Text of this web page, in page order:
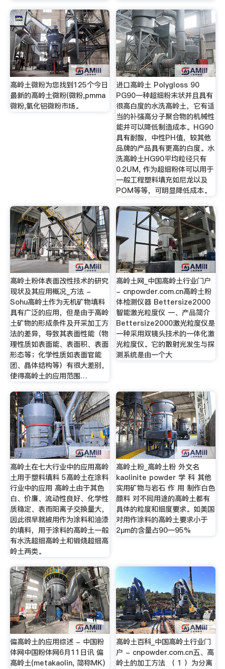
高岭土微粉为您找到125个今日
最新的高岭土微粉(微粉,pmma
微粉,氧化铝微粉市场。
进口高岭土 Polygloss 90
PG90一种超细粉末状并且具有
很高白度的水洗高岭土，它有适
当的补强高分子聚合物的机械性
能并可以降低制造成本。HG90
具有耐酸，中性PH值，较其他
品牌的产品具有更高的白度。水
洗高岭土HG90平均粒径只有
0.2UM, 作为超细粉体可以用于
一般工程塑料填充如尼龙以及
POM等等，可明显降低成本。
高岭土粉体表面改性技术的研究
现状及其应用概况_方法 -
Sohu高岭土作为无机矿物填料
具有广泛的应用，但是由于高岭
土矿物的形成条件及开采加工方
法的差异，导致其表面性能（物
理性质如表面能、表面积、表面
形态等；化学性质如表面官能
团、晶体结构等）有很大差别，
使得高岭土的应用范围…
高岭土网_中国高岭土行业门户
- cnpowder.com.cn高岭土粉
体检测仪器 Bettersize2000
智能激光粒度仪 一、产品简介
Bettersize2000激光粒度仪是
一种采用双镜头技术的一体化激
光粒度仪。它的散射光发生与探
测系统是由一个大
高岭土在七大行业中的应用高岭
土用于塑料填料 5高岭土在涂料
行业中的应用 高岭土由于其色
白、价廉、流动性良好、化学性
质稳定、表而阳离子交换量大，
因此很早就被用作为涂料和油漆
的填料，用于涂料的高岭土一般
有水洗超细高岭土和锻烧超细高
岭土两类。
高岭土粉_高岭土粉 外文名
kaolinite powder 学 科 其他
实用矿物与岩石 作 用 制作白色
颜料 对不同用途的高岭土都有
具体的粒度和细度要求。如美国
对用作涂料的高岭土要求小于
2μm的含量占90—95%
偏高岭土的应用综述 - 中国粉
体网中国粉体网6月11日讯 偏
高岭土(metakaolin, 简称MK)
高岭土百科_中国高岭土行业门
户 - cnpowder.com.cn五、高
岭土的加工方法 （ 1 ）为分离